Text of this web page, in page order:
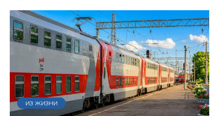
ИЗ ЖИЗНИ